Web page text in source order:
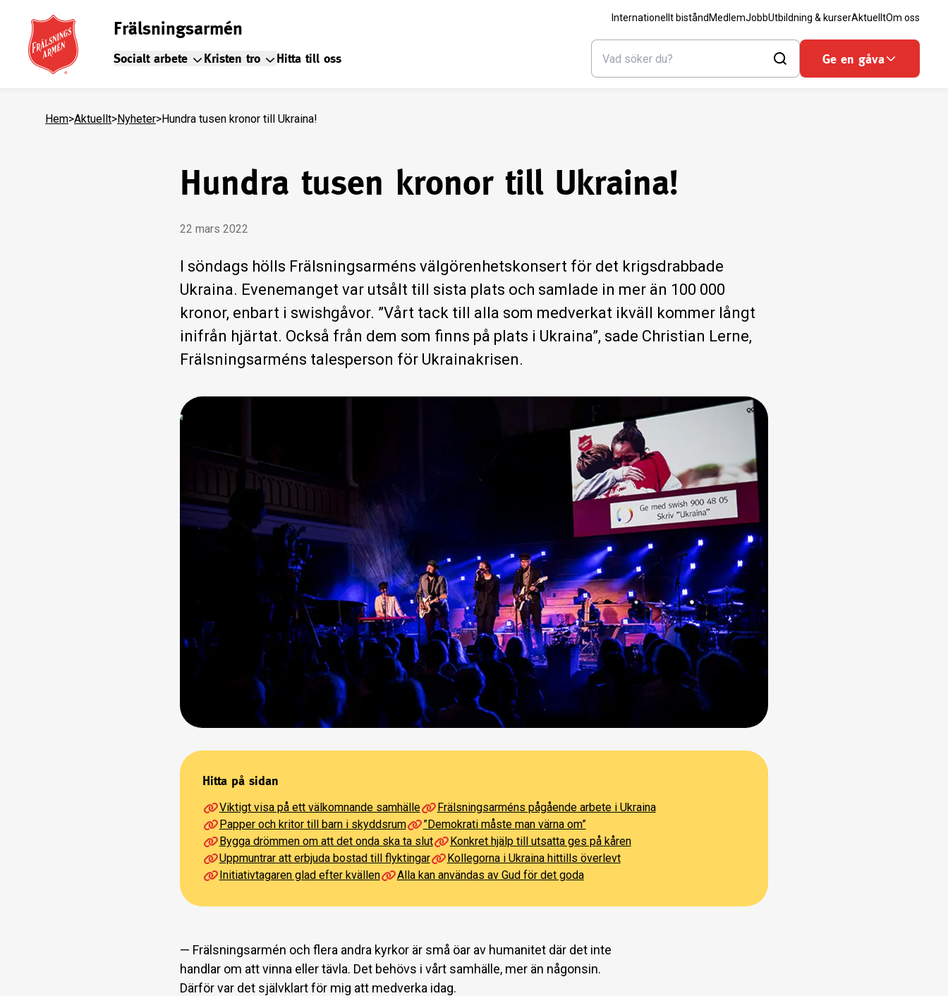
Frälsningsarmén Internationellt bistånd MedlemJobbUtbildning & kurserAktuelltOm oss
Socialt arbete Kristen tro Hitta till oss Ge en gåva
Hem>Aktuellt>Nyheter>Hundra tusen kronor till Ukraina!
Hundra tusen kronor till Ukraina!
22 mars 2022
I söndags hölls Frälsningsarméns välgörenhetskonsert för det krigsdrabbade
Ukraina. Evenemanget var utsålt till sista plats och samlade in mer än 100 000
kronor, enbart i swishgåvor. ”Vårt tack till alla som medverkat ikväll kommer långt
inifrån hjärtat. Också från dem som finns på plats i Ukraina”, sade Christian Lerne,
Frälsningsarméns talesperson för Ukrainakrisen.
Hitta på sidan
Viktigt visa på ett välkomnande samhälle
Frälsningsarméns pågående arbete i Ukraina
Papper och kritor till barn i skyddsrum
”Demokrati måste man värna om”
Bygga drömmen om att det onda ska ta slut
Konkret hjälp till utsatta ges på kåren
Uppmuntrar att erbjuda bostad till flyktingar
Kollegorna i Ukraina hittills överlevt
Initiativtagaren glad efter kvällen
Alla kan användas av Gud för det goda
— Frälsningsarmén och flera andra kyrkor är små öar av humanitet där det inte
handlar om att vinna eller tävla. Det behövs i vårt samhälle, mer än någonsin.
Därför var det självklart för mig att medverka idag.